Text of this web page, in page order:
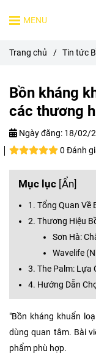
MENU
Trang chủ / Tin tức
Bồn kháng
các thương
Ngày đăng: 18/02/
0 Đánh
Mục lục [Ẩn]
1. Tổng Quan Về
2. Thương Hiệu
Sơn Hà:
Wavelife
3. The Palm: Lựa
4. Hướng Dẫn
"Bồn kháng khuẩn
dùng quan tâm. Bài
phẩm phù hợp.